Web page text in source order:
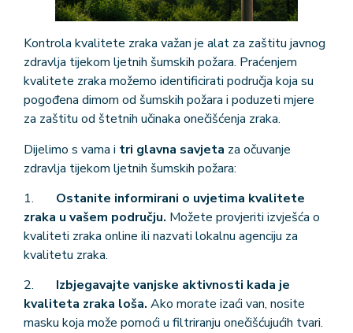
Kontrola kvalitete zraka važan je alat za zaštitu javnog
zdravlja tijekom ljetnih šumskih požara. Praćenjem
kvalitete zraka možemo identificirati područja koja su
pogođena dimom od šumskih požara i poduzeti mjere
za zaštitu od štetnih učinaka onečišćenja zraka.
Dijelimo s vama i tri glavna savjeta za očuvanje
zdravlja tijekom ljetnih šumskih požara:
1. Ostanite informirani o uvjetima kvalitete
zraka u vašem području. Možete provjeriti izvješća o
kvaliteti zraka online ili nazvati lokalnu agenciju za
kvalitetu zraka.
2. Izbjegavajte vanjske aktivnosti kada je
kvaliteta zraka loša. Ako morate izaći van, nosite
masku koja može pomoći u filtriranju onečišćujućih tvari.